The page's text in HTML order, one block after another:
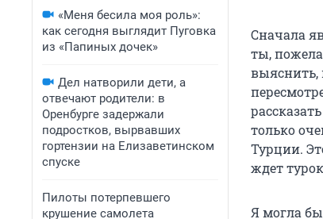
«Меня бесила моя роль»:
как сегодня выглядит Пуговка
из «Папиных дочек»
Дел натворили дети, а
отвечают родители: в
Оренбурге задержали
подростков, вырвавших
гортензии на Елизаветинском
спуске
Пилоты потерпевшего
крушение самолета
Сначала
ты,
выяснить,
только
Турции.
ждет
Я могла